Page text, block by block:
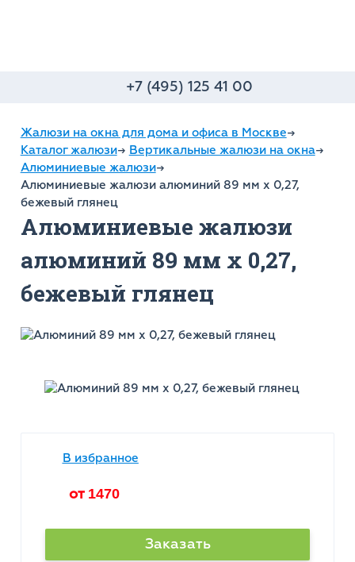
+7 (495) 125 41 00
Жалюзи на окна для дома и офиса в Москве→
Каталог жалюзи→ Вертикальные жалюзи на окна→
Алюминиевые жалюзи→
Алюминиевые жалюзи алюминий 89 мм х 0,27,
бежевый глянец
Алюминиевые жалюзи
алюминий 89 мм х 0,27,
бежевый глянец
В избранное
от 1470
Заказать